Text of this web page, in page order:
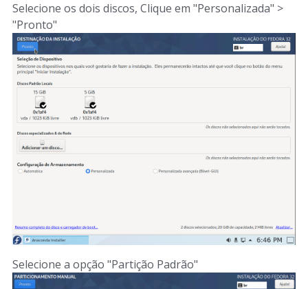
Selecione os dois discos, Clique em "Personalizada" >
"Pronto"
Selecione a opção "Partição Padrão"